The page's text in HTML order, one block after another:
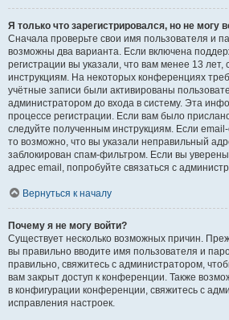
Я только что зарегистрировался, но не могу
Сначала проверьте свои имя пользователя и
возможны два варианта. Если включена
регистрации вы указали, что вам менее 13
инструкциям. На некоторых конференциях
учётные записи были активированы
администратором до входа в систему. Эта
процессе регистрации. Если вам было
следуйте полученным инструкциям. Если
то возможно, что вы указали неправильный
заблокирован спам-фильтром. Если вы
адрес email, попробуйте связаться с
Вернуться к началу
Почему я не могу войти?
Существует несколько возможных причин.
вы правильно вводите имя пользователя и
правильно, свяжитесь с администратором,
вам закрыт доступ к конференции. Также
в конфигурации конференции, свяжитесь с
исправления настроек.